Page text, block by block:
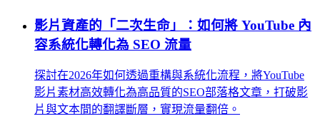
影片資產的「二次生命」：如何將 YouTube 內
容系統化轉化為 SEO 流量
探討在2026年如何透過重構與系統化流程，將YouTube
影片素材高效轉化為高品質的SEO部落格文章，打破影
片與文本間的翻譯斷層，實現流量翻倍。